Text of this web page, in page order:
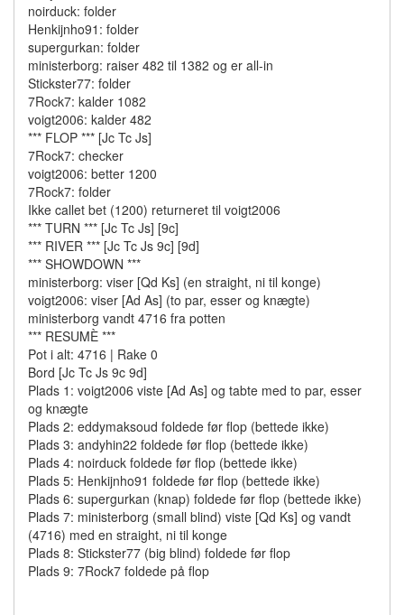
noirduck: folder
Henkijnho91: folder
supergurkan: folder
ministerborg: raiser 482 til 1382 og er all-in
Stickster77: folder
7Rock7: kalder 1082
voigt2006: kalder 482
*** FLOP *** [Jc Tc Js]
7Rock7: checker
voigt2006: better 1200
7Rock7: folder
Ikke callet bet (1200) returneret til voigt2006
*** TURN *** [Jc Tc Js] [9c]
*** RIVER *** [Jc Tc Js 9c] [9d]
*** SHOWDOWN ***
ministerborg: viser [Qd Ks] (en straight, ni til konge)
voigt2006: viser [Ad As] (to par, esser og knægte)
ministerborg vandt 4716 fra potten
*** RESUMÈ ***
Pot i alt: 4716 | Rake 0
Bord [Jc Tc Js 9c 9d]
Plads 1: voigt2006 viste [Ad As] og tabte med to par, esser
og knægte
Plads 2: eddymaksoud foldede før flop (bettede ikke)
Plads 3: andyhin22 foldede før flop (bettede ikke)
Plads 4: noirduck foldede før flop (bettede ikke)
Plads 5: Henkijnho91 foldede før flop (bettede ikke)
Plads 6: supergurkan (knap) foldede før flop (bettede ikke)
Plads 7: ministerborg (small blind) viste [Qd Ks] og vandt
(4716) med en straight, ni til konge
Plads 8: Stickster77 (big blind) foldede før flop
Plads 9: 7Rock7 foldede på flop